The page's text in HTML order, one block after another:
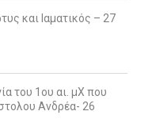
και Ιαματικός – 27
του 1ου αι. μΧ που
Ανδρέα- 26